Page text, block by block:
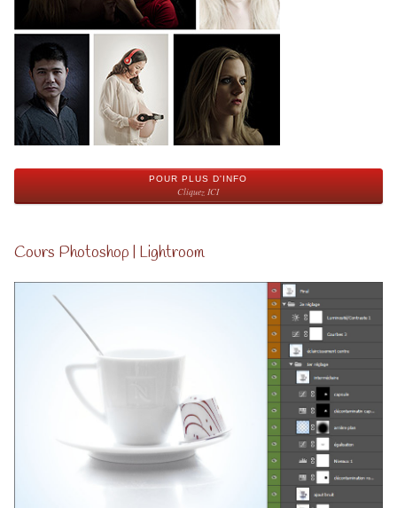
POUR PLUS D'INFO
Cliquez ICI
Cours Photoshop | Lightroom